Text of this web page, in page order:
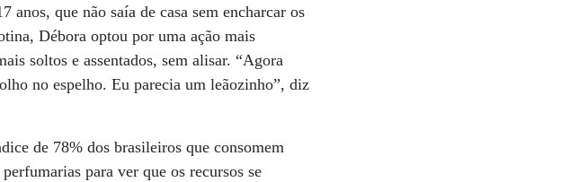
anos, que não saía de casa sem encharcar os
Débora optou por uma ação mais
soltos e assentados, sem alisar. “Agora
no espelho. Eu parecia um leãozinho”, diz
de 78% dos brasileiros que consomem
para ver que os recursos se